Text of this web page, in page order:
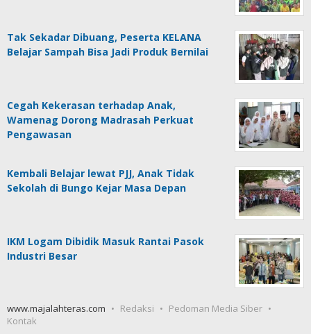
Tak Sekadar Dibuang, Peserta KELANA
Belajar Sampah Bisa Jadi Produk Bernilai
Cegah Kekerasan terhadap Anak,
Wamenag Dorong Madrasah Perkuat
Pengawasan
Kembali Belajar lewat PJJ, Anak Tidak
Sekolah di Bungo Kejar Masa Depan
IKM Logam Dibidik Masuk Rantai Pasok
Industri Besar
www.majalahteras.com Redaksi
Pedoman Media Siber
Kontak